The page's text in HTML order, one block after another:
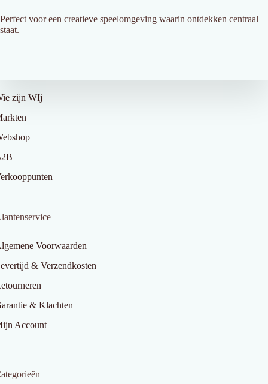
Perfect voor een creatieve speelomgeving waarin ontdekken centraal
staat.
zijn WIj
Voorwaarden
& Verzendkosten
& Klachten
Account